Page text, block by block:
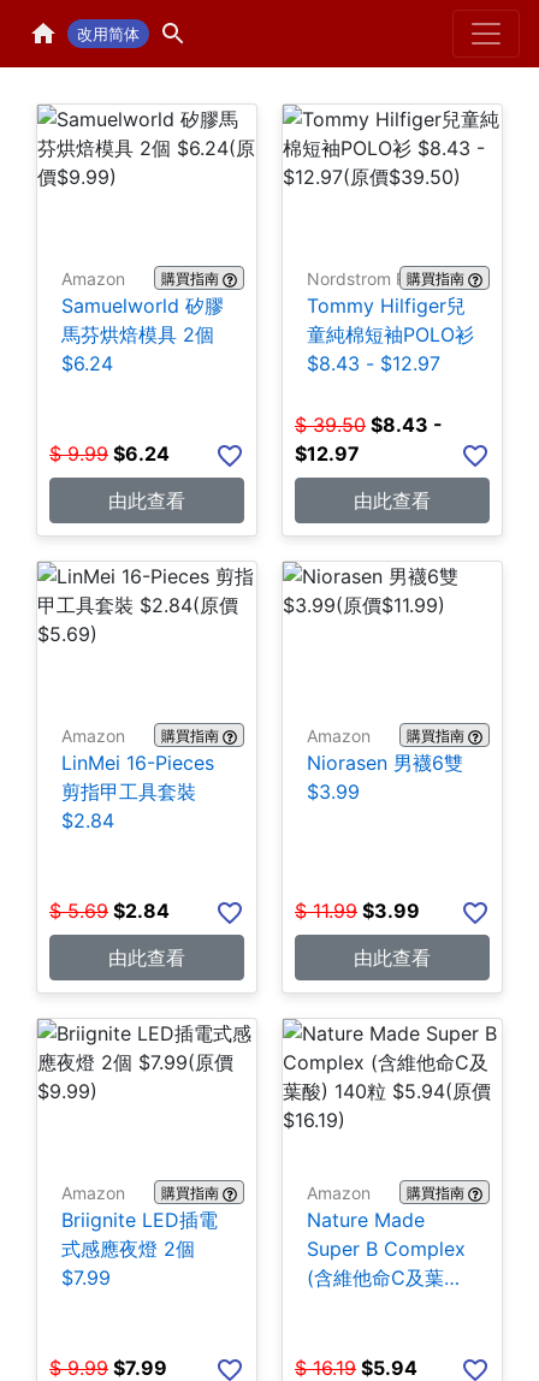
改用简体 Home
Amazon 購買指南
Samuelworld 矽膠
馬芬烘焙模具 2個
$6.24
$ 9.99 $6.24
由此查看
Nordstrom Rack購買指南
Tommy Hilfiger兒
童純棉短袖POLO衫
$8.43 - $12.97
$ 39.50 $8.43 -
$12.97
由此查看
Amazon 購買指南
LinMei 16-Pieces
剪指甲工具套裝
$2.84
$ 5.69 $2.84
由此查看
Amazon 購買指南
Niorasen 男襪6雙
$3.99
$ 11.99 $3.99
由此查看
Amazon 購買指南
Briignite LED插電
式感應夜燈 2個
$7.99
$ 9.99 $7.99
Amazon 購買指南
Nature Made
Super B Complex
(含維他命C及葉酸)
$ 16.19 $5.94